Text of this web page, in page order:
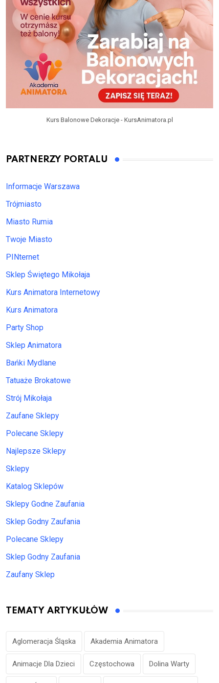
Kurs Balonowe Dekoracje - KursAnimatora.pl
PARTNERZY PORTALU
Informacje Warszawa
Trójmiasto
Miasto Rumia
Twoje Miasto
PINternet
Sklep Świętego Mikołaja
Kurs Animatora Internetowy
Kurs Animatora
Party Shop
Sklep Animatora
Bańki Mydlane
Tatuaże Brokatowe
Strój Mikołaja
Zaufane Sklepy
Polecane Sklepy
Najlepsze Sklepy
Sklepy
Katalog Sklepów
Sklepy Godne Zaufania
Sklep Godny Zaufania
Polecane Sklepy
Sklep Godny Zaufania
Zaufany Sklep
TEMATY ARTYKUŁÓW
Aglomeracja Śląska Akademia Animatora
Animacje Dla Dzieci Częstochowa Dolina Warty